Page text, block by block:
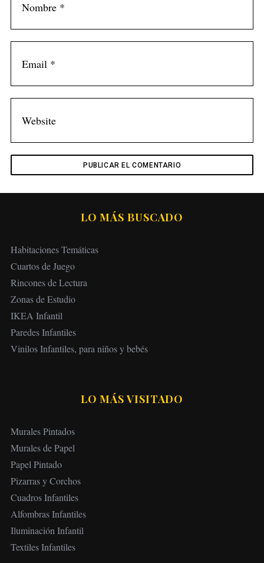
LO MÁS BUSCADO
Habitaciones Temáticas
Cuartos de Juego
Rincones de Lectura
Zonas de Estudio
IKEA Infantil
Paredes Infantiles
Vinilos Infantiles, para niños y bebés
LO MÁS VISITADO
Murales Pintados
Murales de Papel
Papel Pintado
Pizarras y Corchos
Cuadros Infantiles
Alfombras Infantiles
Iluminación Infantil
Textiles Infantiles